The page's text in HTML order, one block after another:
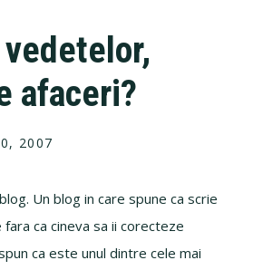
afaceri?
2007
Un blog in care spune ca scrie
fara ca cineva sa ii corecteze
ca este unul dintre cele mai